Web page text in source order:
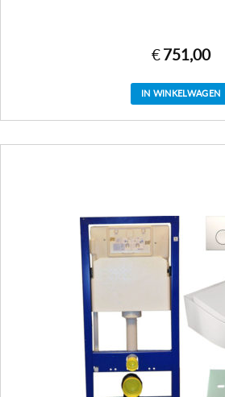
€ 751,00
IN WINKELWAGEN